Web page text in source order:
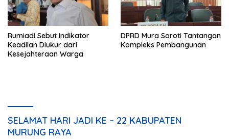
Rumiadi Sebut Indikator
Keadilan Diukur dari
Kesejahteraan Warga
DPRD Mura Soroti Tantangan
Kompleks Pembangunan
SELAMAT HARI JADI KE – 22 KABUPATEN
MURUNG RAYA